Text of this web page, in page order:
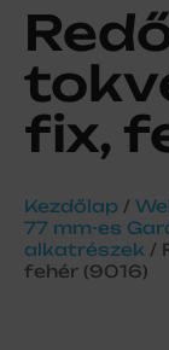
fix,
Kezdőlap /
77 mm-es
alkatrészek /
fehér (9016)